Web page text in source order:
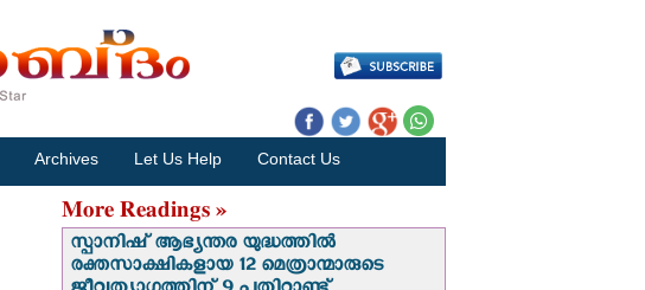
Archives Let Us Help Contact Us
More Readings »
സ്പാനിഷ് ആഭ്യന്തര യുദ്ധത്തില്‍
രക്തസാക്ഷികളായ 12 മെത്രാന്മാരുടെ